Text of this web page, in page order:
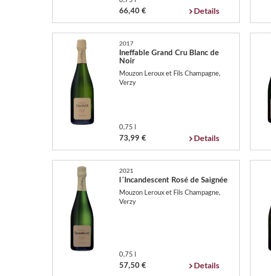
66,40 € Details
2017
Ineffable Grand Cru Blanc de
Noir
Mouzon Leroux et Fils Champagne,
Verzy
0,75 l
73,99 € Details
2021
l´Incandescent Rosé de Saignée
Mouzon Leroux et Fils Champagne,
Verzy
0,75 l
57,50 € Details